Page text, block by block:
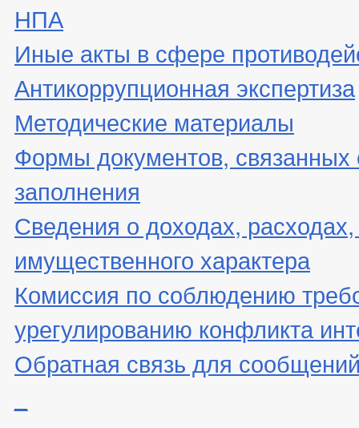
НПА
Иные акты в сфере
Антикоррупционная экспертиза
Методические материалы
Формы документов, связанных
заполнения
Сведения о доходах,
имущественного характера
Комиссия по соблюдению
урегулированию конфликта
Обратная связь для